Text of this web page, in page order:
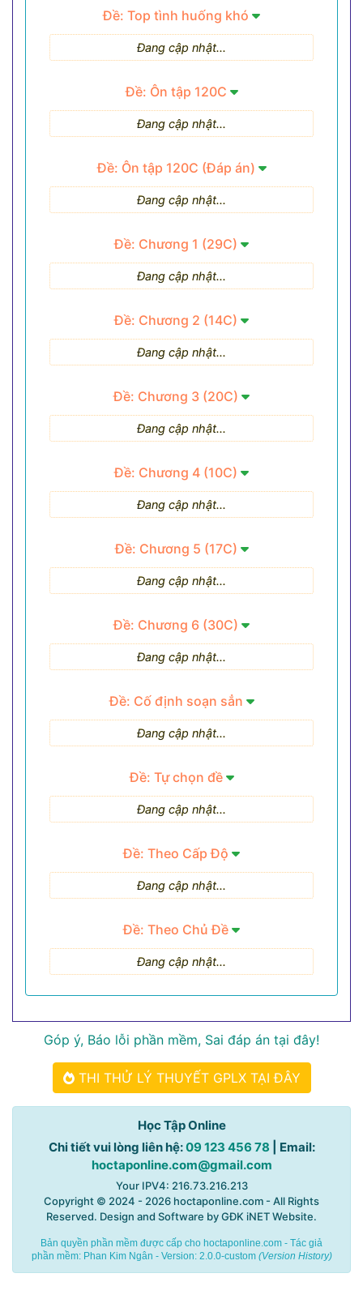
Đề: Top tình huống khó
Đang cập nhật...
Đề: Ôn tập 120C
Đang cập nhật...
Đề: Ôn tập 120C (Đáp án)
Đang cập nhật...
Đề: Chương 1 (29C)
Đang cập nhật...
Đề: Chương 2 (14C)
Đang cập nhật...
Đề: Chương 3 (20C)
Đang cập nhật...
Đề: Chương 4 (10C)
Đang cập nhật...
Đề: Chương 5 (17C)
Đang cập nhật...
Đề: Chương 6 (30C)
Đang cập nhật...
Đề: Cố định soạn sẳn
Đang cập nhật...
Đề: Tự chọn đề
Đang cập nhật...
Đề: Theo Cấp Độ
Đang cập nhật...
Đề: Theo Chủ Đề
Đang cập nhật...
Góp ý, Báo lỗi phần mềm, Sai đáp án tại đây!
THI THỬ LÝ THUYẾT GPLX TẠI ĐÂY
Học Tập Online
Chi tiết vui lòng liên hệ:09 123 456 78 | Email:
hoctaponline.com@gmail.com
Your IPV4: 216.73.216.213
Copyright © 2024 - 2026 hoctaponline.com - All Rights
Reserved. Design and Software byGĐK iNET Website.
Bản quyền phần mềm được cấp cho hoctaponline.com - Tác giả
phần mềm: Phan Kim Ngân - Version: 2.0.0-custom (Version History)